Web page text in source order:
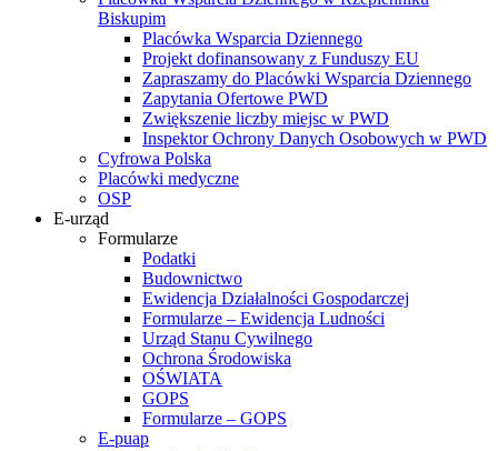
Biskupim
Placówka Wsparcia Dziennego
Projekt dofinansowany z Funduszy EU
Zapraszamy do Placówki Wsparcia Dziennego
Zapytania Ofertowe PWD
Zwiększenie liczby miejsc w PWD
Inspektor Ochrony Danych Osobowych w PWD
Cyfrowa Polska
Placówki medyczne
OSP
E-urząd
Formularze
Podatki
Budownictwo
Ewidencja Działalności Gospodarczej
Formularze – Ewidencja Ludności
Urząd Stanu Cywilnego
Ochrona Środowiska
OŚWIATA
GOPS
Formularze – GOPS
E-puap